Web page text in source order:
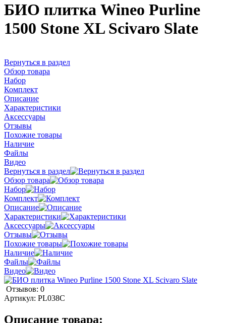
БИО плитка Wineo Purline
1500 Stone XL Scivaro Slate
Вернуться в раздел
Обзор товара
Набор
Комплект
Описание
Характеристики
Аксессуары
Отзывы
Похожие товары
Наличие
Файлы
Видео
Вернуться в раздел
Обзор товара
Набор
Комплект
Описание
Характеристики
Аксессуары
Отзывы
Похожие товары
Наличие
Файлы
Видео
Отзывов: 0
Артикул: PL038C
Описание товара: